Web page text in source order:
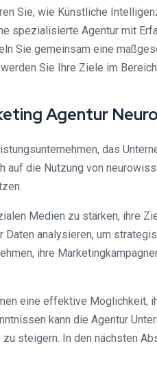
Sie, wie Künstliche
spezialisierte Agentur mit
Sie gemeinsam eine
Sie Ihre Ziele im Bereich
Agentur
das
die Nutzung von
Medien zu stärken, ihre
analysieren, um
ihre
eine effektive Möglichkeit,
kann die Agentur
steigern. In den nächsten